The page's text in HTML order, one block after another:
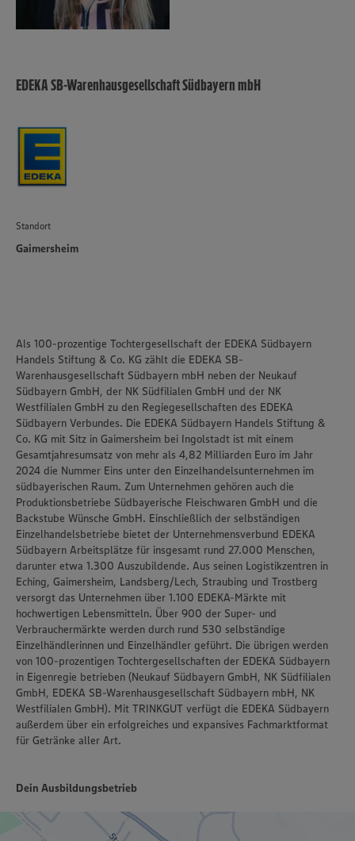
EDEKA SB-Warenhausgesellschaft Südbayern mbH
Standort
Gaimersheim
Als 100-prozentige Tochtergesellschaft der EDEKA Südbayern
Handels Stiftung & Co. KG zählt die EDEKA SB-
Warenhausgesellschaft Südbayern mbH neben der Neukauf
Südbayern GmbH, der NK Südfilialen GmbH und der NK
Westfilialen GmbH zu den Regiegesellschaften des EDEKA
Südbayern Verbundes. Die EDEKA Südbayern Handels Stiftung &
Co. KG mit Sitz in Gaimersheim bei Ingolstadt ist mit einem
Gesamtjahresumsatz von mehr als 4,82 Milliarden Euro im Jahr
2024 die Nummer Eins unter den Einzelhandelsunternehmen im
südbayerischen Raum. Zum Unternehmen gehören auch die
Produktionsbetriebe Südbayerische Fleischwaren GmbH und die
Backstube Wünsche GmbH. Einschließlich der selbständigen
Einzelhandelsbetriebe bietet der Unternehmensverbund EDEKA
Südbayern Arbeitsplätze für insgesamt rund 27.000 Menschen,
darunter etwa 1.300 Auszubildende. Aus seinen Logistikzentren in
Eching, Gaimersheim, Landsberg/Lech, Straubing und Trostberg
versorgt das Unternehmen über 1.100 EDEKA-Märkte mit
hochwertigen Lebensmitteln. Über 900 der Super- und
Verbrauchermärkte werden durch rund 530 selbständige
Einzelhändlerinnen und Einzelhändler geführt. Die übrigen werden
von 100-prozentigen Tochtergesellschaften der EDEKA Südbayern
in Eigenregie betrieben (Neukauf Südbayern GmbH, NK Südfilialen
GmbH, EDEKA SB-Warenhausgesellschaft Südbayern mbH, NK
Westfilialen GmbH). Mit TRINKGUT verfügt die EDEKA Südbayern
außerdem über ein erfolgreiches und expansives Fachmarktformat
für Getränke aller Art.
Dein Ausbildungsbetrieb